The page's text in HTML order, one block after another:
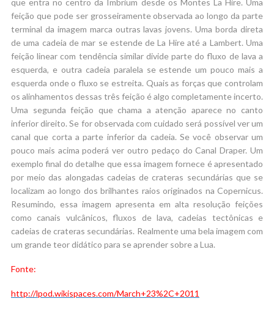
feição que pode ser grosseiramente observada ao longo da parte
terminal da imagem marca outras lavas jovens. Uma borda direta
de uma cadeia de mar se estende de La Hire até a Lambert. Uma
feição linear com tendência similar divide parte do fluxo de lava a
esquerda, e outra cadeia paralela se estende um pouco mais a
esquerda onde o fluxo se estreita. Quais as forças que controlam
os alinhamentos dessas três feição é algo completamente incerto.
Uma segunda feição que chama a atenção aparece no canto
inferior direito. Se for observada com cuidado será possível ver um
canal que corta a parte inferior da cadeia. Se você observar um
pouco mais acima poderá ver outro pedaço do Canal Draper. Um
exemplo final do detalhe que essa imagem fornece é apresentado
por meio das alongadas cadeias de crateras secundárias que se
localizam ao longo dos brilhantes raios originados na Copernicus.
Resumindo, essa imagem apresenta em alta resolução feições
como canais vulcânicos, fluxos de lava, cadeias tectônicas e
cadeias de crateras secundárias. Realmente uma bela imagem com
um grande teor didático para se aprender sobre a Lua.
Fonte:
http://lpod.wikispaces.com/March+23%2C+2011